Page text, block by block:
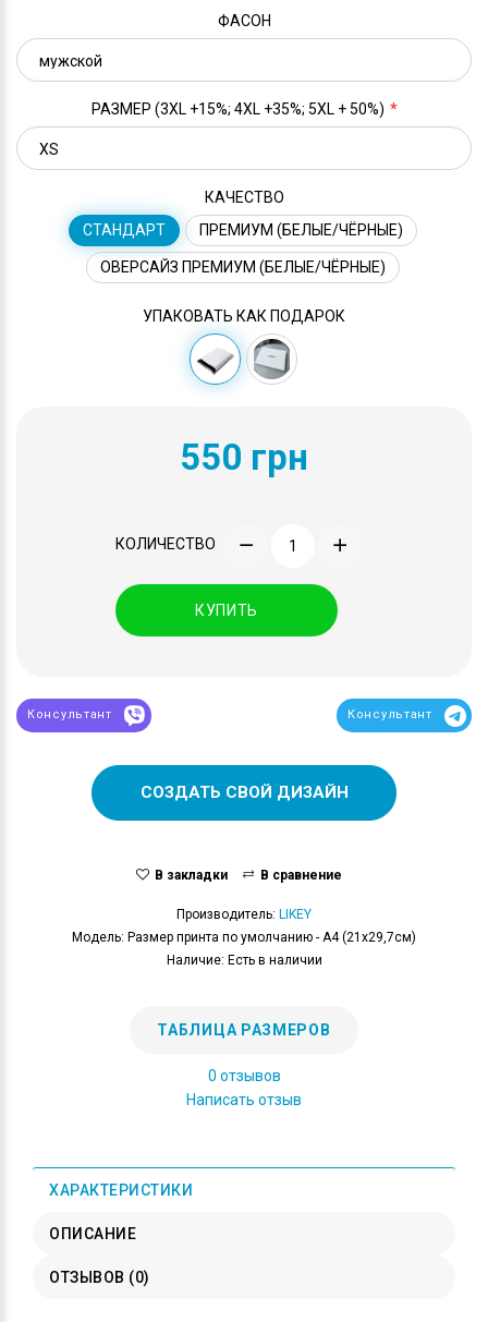
ФАСОН
РАЗМЕР (3XL +15%; 4XL +35%; 5XL + 50%)
КАЧЕСТВО
СТАНДАРТ
ПРЕМИУМ (БЕЛЫЕ/ЧЁРНЫЕ)
ОВЕРСАЙЗ ПРЕМИУМ (БЕЛЫЕ/ЧЁРНЫЕ)
УПАКОВАТЬ КАК ПОДАРОК
550 грн
КОЛИЧЕСТВО
КУПИТЬ
Консультант Консультант
СОЗДАТЬ СВОЙ ДИЗАЙН
В закладки В сравнение
Производитель: LIKEY
Модель: Размер принта по умолчанию - А4 (21x29,7см)
Наличие: Есть в наличии
ТАБЛИЦА РАЗМЕРОВ
0 отзывов
Написать отзыв
ХАРАКТЕРИСТИКИ
ОПИСАНИЕ
ОТЗЫВОВ (0)